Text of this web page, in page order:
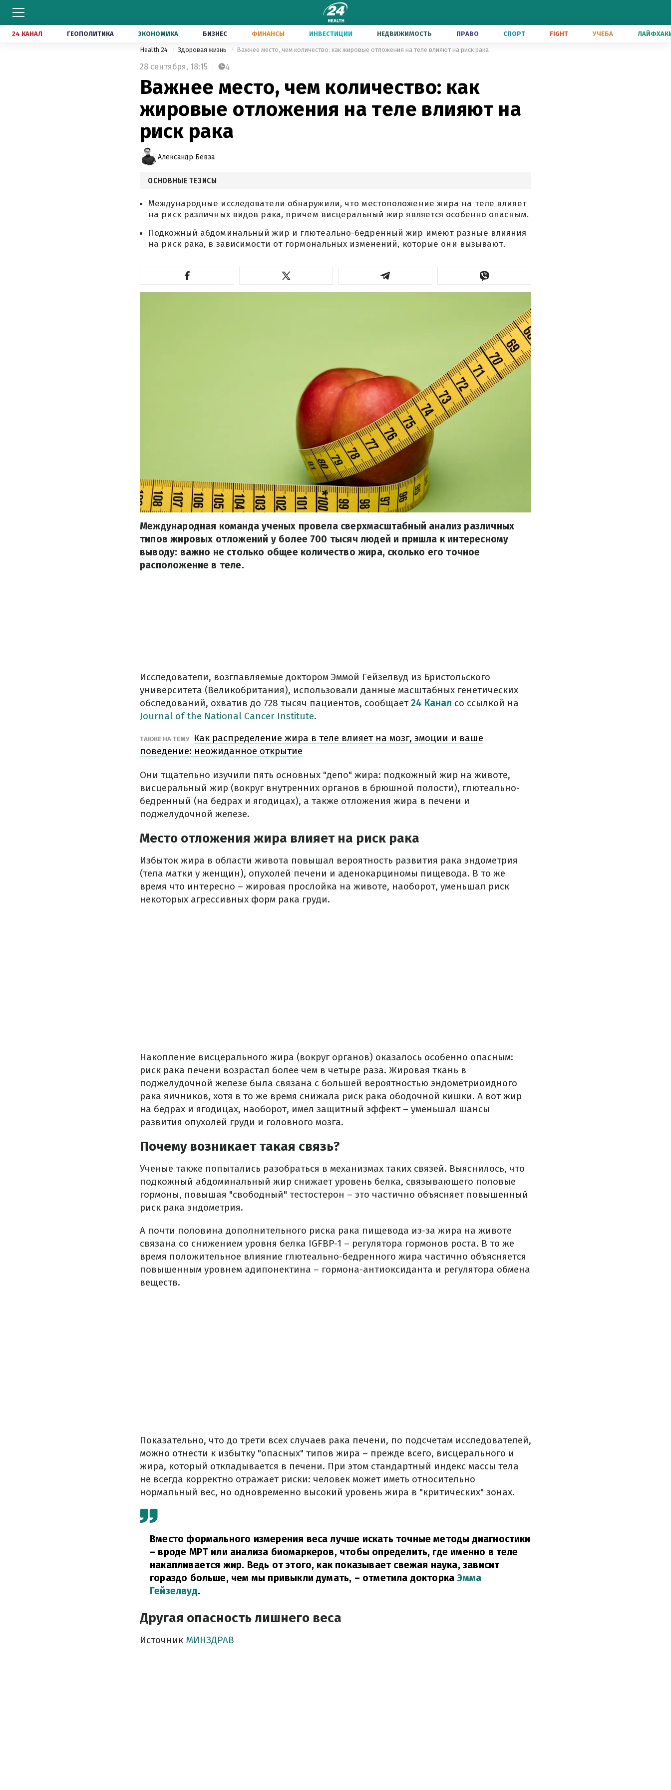
24 КАНАЛ ГЕОПОЛИТИКА ЭКОНОМИКА БИЗНЕС ФИНАНСЫ ИНВЕСТИЦИИ НЕДВИЖИМОСТЬ ПРАВО СПОРТ FIGHT УЧЕБА
Health 24 Здоровая жизнь Важнее место, чем количество: как жировые отложения на теле влияют на риск рака
28 сентября, 18:15 4
Важнее место, чем количество: как
жировые отложения на теле влияют на
риск рака
Александр Бевза
ОСНОВНЫЕ ТЕЗИСЫ
Международные исследователи обнаружили, что местоположение жира на теле влияет
на риск различных видов рака, причем висцеральный жир является особенно опасным.
Подкожный абдоминальный жир и глютеально-бедренный жир имеют разные влияния
на риск рака, в зависимости от гормональных изменений, которые они вызывают.
Международная команда ученых провела сверхмасштабный анализ различных
типов жировых отложений у более 700 тысяч людей и пришла к интересному
выводу: важно не столько общее количество жира, сколько его точное
расположение в теле.
Исследователи, возглавляемые доктором Эммой Гейзелвуд из Бристольского
университета (Великобритания), использовали данные масштабных генетических
обследований, охватив до 728 тысяч пациентов, сообщает24 Канал со ссылкой на
Journal of the National Cancer Institute.
ТАКЖЕ НА ТЕМУ
Как распределение жира в теле влияет на мозг, эмоции и ваше
поведение: неожиданное открытие
Они тщательно изучили пять основных "депо" жира: подкожный жир на животе,
висцеральный жир (вокруг внутренних органов в брюшной полости), глютеально-
бедренный (на бедрах и ягодицах), а также отложения жира в печени и
поджелудочной железе.
Место отложения жира влияет на риск рака
Избыток жира в области живота повышал вероятность развития рака эндометрия
(тела матки у женщин), опухолей печени и аденокарциномы пищевода. В то же
время что интересно – жировая прослойка на животе, наоборот, уменьшал риск
некоторых агрессивных форм рака груди.
Накопление висцерального жира (вокруг органов) оказалось особенно опасным:
риск рака печени возрастал более чем в четыре раза. Жировая ткань в
поджелудочной железе была связана с большей вероятностью эндометриоидного
рака яичников, хотя в то же время снижала риск рака ободочной кишки. А вот жир
на бедрах и ягодицах, наоборот, имел защитный эффект – уменьшал шансы
развития опухолей груди и головного мозга.
Почему возникает такая связь?
Ученые также попытались разобраться в механизмах таких связей. Выяснилось, что
подкожный абдоминальный жир снижает уровень белка, связывающего половые
гормоны, повышая "свободный" тестостерон – это частично объясняет повышенный
риск рака эндометрия.
А почти половина дополнительного риска рака пищевода из-за жира на животе
связана со снижением уровня белка IGFBP-1 – регулятора гормонов роста. В то же
время положительное влияние глютеально-бедренного жира частично объясняется
повышенным уровнем адипонектина – гормона-антиоксиданта и регулятора обмена
веществ.
Показательно, что до трети всех случаев рака печени, по подсчетам исследователей,
можно отнести к избытку "опасных" типов жира – прежде всего, висцерального и
жира, который откладывается в печени. При этом стандартный индекс массы тела
не всегда корректно отражает риски: человек может иметь относительно
нормальный вес, но одновременно высокий уровень жира в "критических" зонах.
Вместо формального измерения веса лучше искать точные методы диагностики
– вроде МРТ или анализа биомаркеров, чтобы определить, где именно в теле
накапливается жир. Ведь от этого, как показывает свежая наука, зависит
гораздо больше, чем мы привыкли думать, – отметила докторкаЭмма
Гейзелвуд.
Другая опасность лишнего веса
Источник МИНЗДРАВ